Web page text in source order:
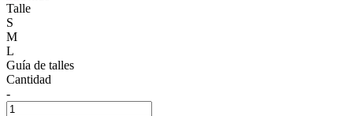
Talle
S
M
L
Guía de talles
Cantidad
-